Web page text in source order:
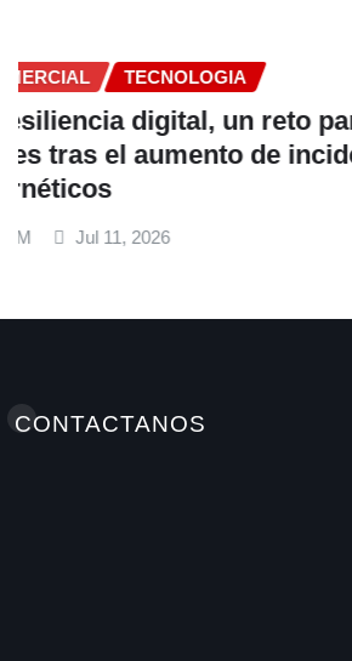
COMERCIAL
Fundación Ficohsa
alimentación escolar y
hábitos saludables junto